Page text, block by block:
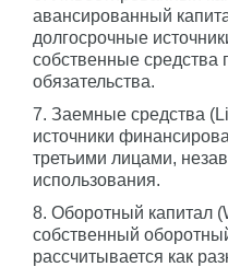
авансированный
долгосрочные
собственные средства
обязательства.
7. Заемные средства
источники
третьими лицами,
использования.
8. Оборотный капитал
собственный
рассчитывается как